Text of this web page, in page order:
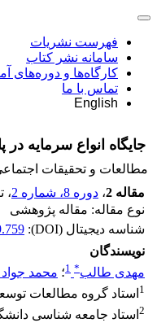
فهرست نشریات
سامانه نشر کتاب
کارگاه‌ها و
تماس با ما
English
جایگاه انواع سرمایه
مطالعات و تحقیقات
مقاله 2
، دوره 8، شماره 2 ،
نوع مقاله: مقاله پژوهشی
شناسه دیجیتال (DOI):
نویسندگان
مهدی طالب*
1؛ محمد جواد
1 استاد گروه مطالعات
2 استاد جامعه شناسی